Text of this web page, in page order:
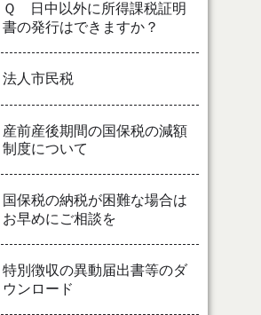
Ｑ 日中以外に所得課税証明
書の発行はできますか？
法人市民税
産前産後期間の国保税の減額
制度について
国保税の納税が困難な場合は
お早めにご相談を
特別徴収の異動届出書等のダ
ウンロード